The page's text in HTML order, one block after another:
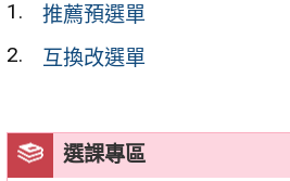
選課專區
推薦預選單
互換改選單